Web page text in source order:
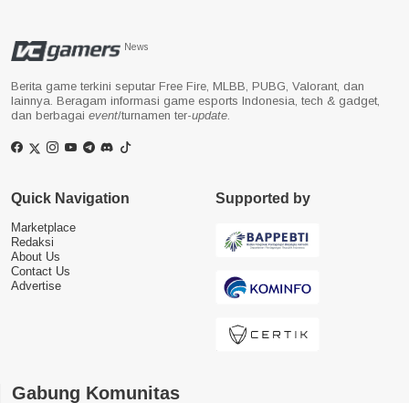
News
Berita game terkini seputar Free Fire, MLBB, PUBG, Valorant, dan
lainnya. Beragam informasi game esports Indonesia, tech & gadget,
dan berbagai event/turnamen ter-update
Quick Navigation
Marketplace
Redaksi
About Us
Contact Us
Advertise
Supported by
Gabung Komunitas